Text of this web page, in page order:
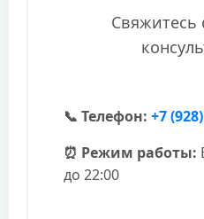
Свяжитесь
📞 Телефон: +7
⏰ Режим работы:
до 22:00